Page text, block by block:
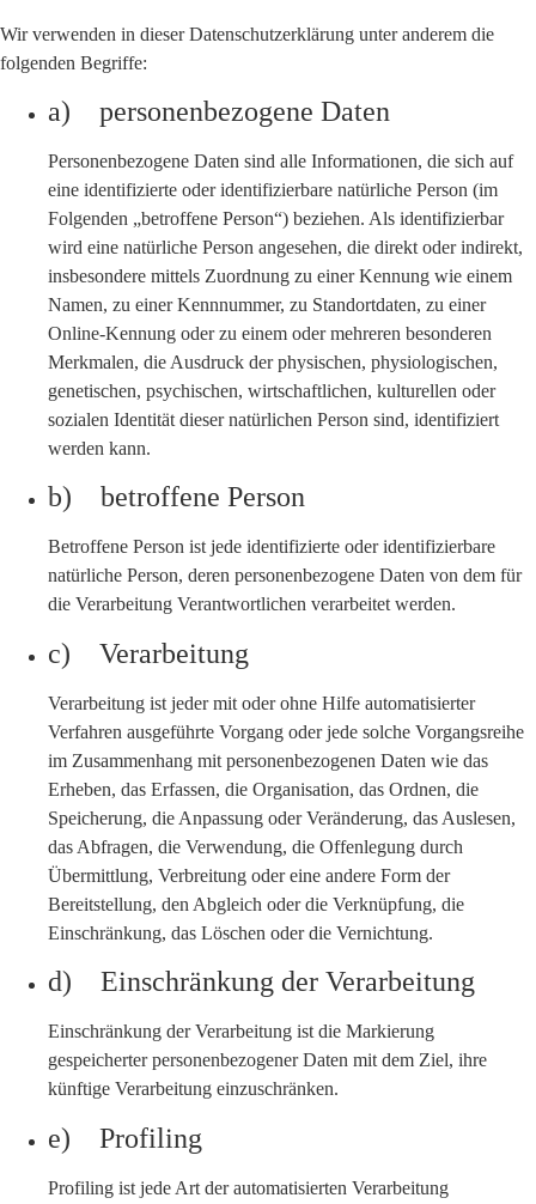
Wir verwenden in dieser Datenschutzerklärung unter anderem die
folgenden Begriffe:
a) personenbezogene Daten
Personenbezogene Daten sind alle Informationen, die sich auf
eine identifizierte oder identifizierbare natürliche Person (im
Folgenden „betroffene Person“) beziehen. Als identifizierbar
wird eine natürliche Person angesehen, die direkt oder indirekt,
insbesondere mittels Zuordnung zu einer Kennung wie einem
Namen, zu einer Kennnummer, zu Standortdaten, zu einer
Online-Kennung oder zu einem oder mehreren besonderen
Merkmalen, die Ausdruck der physischen, physiologischen,
genetischen, psychischen, wirtschaftlichen, kulturellen oder
sozialen Identität dieser natürlichen Person sind, identifiziert
werden kann.
b) betroffene Person
Betroffene Person ist jede identifizierte oder identifizierbare
natürliche Person, deren personenbezogene Daten von dem für
die Verarbeitung Verantwortlichen verarbeitet werden.
c) Verarbeitung
Verarbeitung ist jeder mit oder ohne Hilfe automatisierter
Verfahren ausgeführte Vorgang oder jede solche Vorgangsreihe
im Zusammenhang mit personenbezogenen Daten wie das
Erheben, das Erfassen, die Organisation, das Ordnen, die
Speicherung, die Anpassung oder Veränderung, das Auslesen,
das Abfragen, die Verwendung, die Offenlegung durch
Übermittlung, Verbreitung oder eine andere Form der
Bereitstellung, den Abgleich oder die Verknüpfung, die
Einschränkung, das Löschen oder die Vernichtung.
d) Einschränkung der Verarbeitung
Einschränkung der Verarbeitung ist die Markierung
gespeicherter personenbezogener Daten mit dem Ziel, ihre
künftige Verarbeitung einzuschränken.
e) Profiling
Profiling ist jede Art der automatisierten Verarbeitung